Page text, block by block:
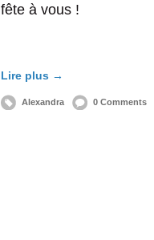
fête à vous !
Lire plus →
Alexandra 0 Comments